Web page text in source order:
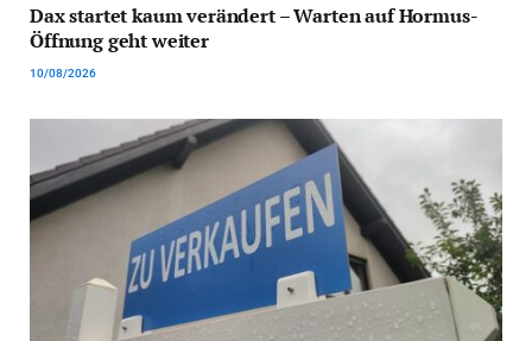
Dax startet kaum verändert – Warten auf Hormus-
Öffnung geht weiter
10/08/2026